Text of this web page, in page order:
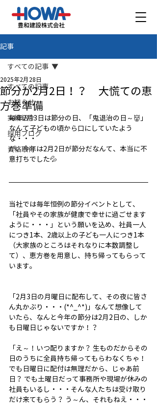
豊和建設株式会社
記事
すべての記事
お知らせ
実績紹介
採用ブログ
資格取得
すべての記事
節分が2月2日！？ 大慌ての恵
方巻準備
2025年2月28日
毎年2月3日は節分の日、「鬼退治の日～👹」
なんて子どもの頃から口にしていたよう
な・・・
が、今年は2月2日が節分だなんて、本当に不
意打ちでした💦
当社では毎年恒例の節分イベントとして、
「社員やその家族が健康で幸せに過ごせます
ように・・・」という願いを込め、社員一人
につき1本、2歳以上の子ども一人につき1本
（大家族のところはそれなりに本数調整し
て）、恵方巻を用意し、持ち帰ってもらって
います。
「2月3日の月曜日に配布して、その夜に皆さ
ん丸かぶり・・・(*^_^*)」なんて想像して
いたら、なんと今年の節分は2月2日の、しか
も日曜日じゃないですか！？
「え～！いつ配りますか？ 生ものだからその
日のうちに全員持ち帰ってもらわなくちゃ！
でも日曜日に配付は無理だから、じゃあ前
日？ でも土曜日だって事務所や現場が休みの
社員もいるし・・・そんな人たちは受け取り
だけ来てもらう？ う～ん、それもねえ・・・